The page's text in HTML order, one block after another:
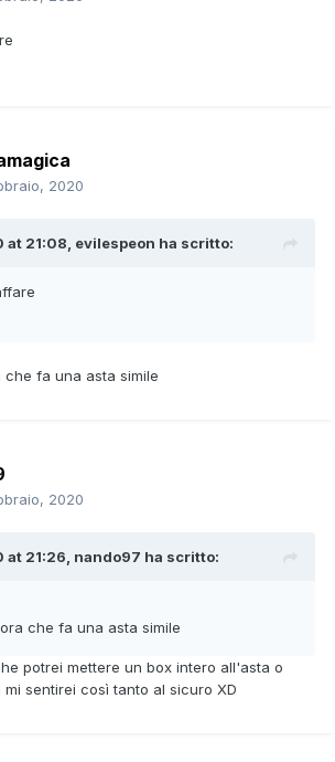
2020
21:08, evilespeon ha scritto:
fa una asta simile
2020
21:26, nando97 ha scritto:
che fa una asta simile
potrei mettere un box intero all'asta o
mi sentirei così tanto al sicuro XD